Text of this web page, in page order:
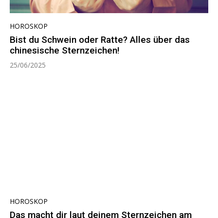
HOROSKOP
Bist du Schwein oder Ratte? Alles über das
chinesische Sternzeichen!
25/06/2025
HOROSKOP
Das macht dir laut deinem Sternzeichen am